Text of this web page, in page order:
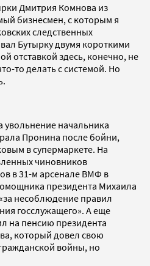
Дмитрия Комнова из
бизнесмен, с которым я
следственных
Бутырку двумя короткими
отставкой здесь, конечно, не
то делать с системой. Но
начальника
Пронина после бойни,
в супермаркете. На
чиновников
в 31-м арсенале ВМФ в
президента Михаила
несоблюдение правил
госслужащего». А еще
на пенсию президента
который довел свою
войны, но